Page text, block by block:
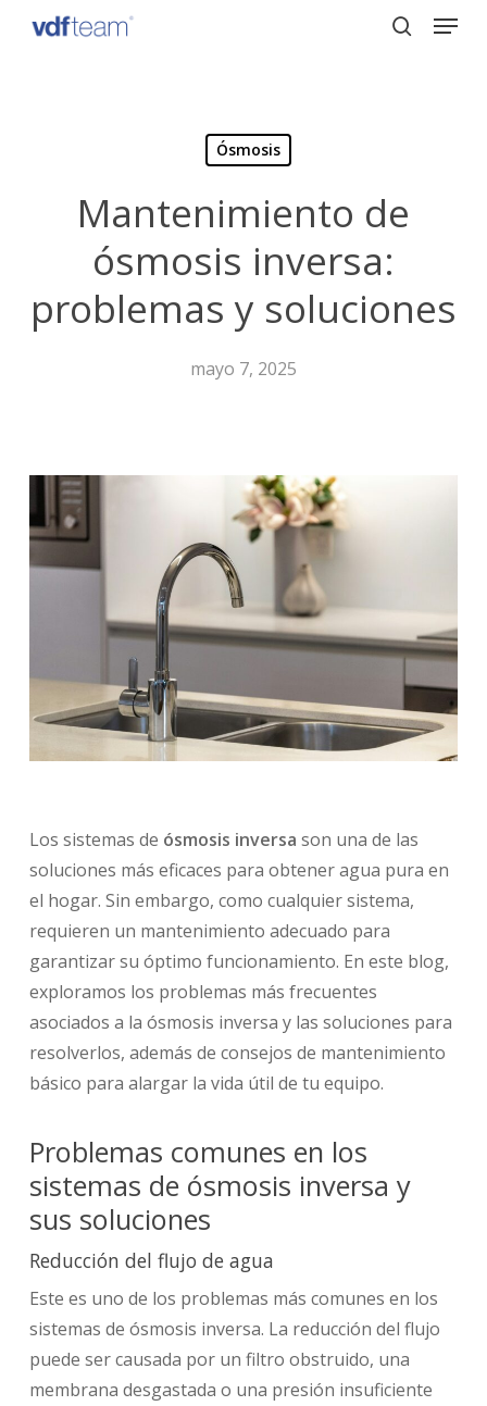
Menu
Ósmosis
Mantenimiento de
ósmosis inversa:
problemas y soluciones
mayo 7, 2025
Los sistemas de ósmosis inversa son una de las
soluciones más eficaces para obtener agua pura en
el hogar. Sin embargo, como cualquier sistema,
requieren un mantenimiento adecuado para
garantizar su óptimo funcionamiento. En este blog,
exploramos los problemas más frecuentes
asociados a la ósmosis inversa y las soluciones para
resolverlos, además de consejos de mantenimiento
básico para alargar la vida útil de tu equipo.
Problemas comunes en los
sistemas de ósmosis inversa y
sus soluciones
Reducción del flujo de agua
Este es uno de los problemas más comunes en los
sistemas de ósmosis inversa. La reducción del flujo
puede ser causada por un filtro obstruido, una
membrana desgastada o una presión insuficiente